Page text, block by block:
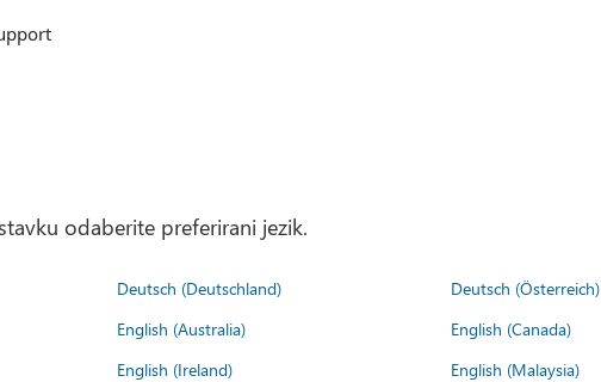
odaberite preferirani jezik.
Deutsch (Deutschland)
Deutsch (Österreich)
English (Australia)
English (Canada)
English (Ireland)
English (Malaysia)